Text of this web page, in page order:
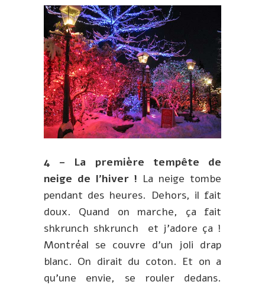
4 – La première tempête de
neige de l’hiver ! La neige tombe
pendant des heures. Dehors, il fait
doux. Quand on marche, ça fait
shkrunch shkrunch et j’adore ça !
Montréal se couvre d’un joli drap
blanc. On dirait du coton. Et on a
qu’une envie, se rouler dedans.